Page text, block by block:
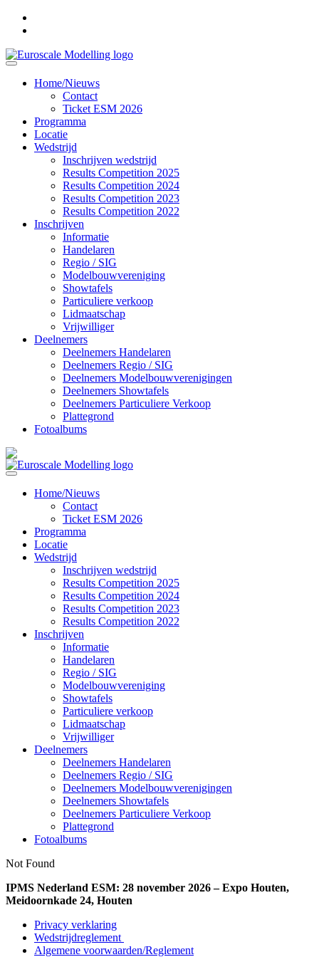
Home/Nieuws
Contact
Ticket ESM 2026
Programma
Locatie
Wedstrijd
Inschrijven wedstrijd
Results Competition 2025
Results Competition 2024
Results Competition 2023
Results Competition 2022
Inschrijven
Informatie
Handelaren
Regio / SIG
Modelbouwvereniging
Showtafels
Particuliere verkoop
Lidmaatschap
Vrijwilliger
Deelnemers
Deelnemers Handelaren
Deelnemers Regio / SIG
Deelnemers Modelbouwverenigingen
Deelnemers Showtafels
Deelnemers Particuliere Verkoop
Plattegrond
Fotoalbums
Home/Nieuws
Contact
Ticket ESM 2026
Programma
Locatie
Wedstrijd
Inschrijven wedstrijd
Results Competition 2025
Results Competition 2024
Results Competition 2023
Results Competition 2022
Inschrijven
Informatie
Handelaren
Regio / SIG
Modelbouwvereniging
Showtafels
Particuliere verkoop
Lidmaatschap
Vrijwilliger
Deelnemers
Deelnemers Handelaren
Deelnemers Regio / SIG
Deelnemers Modelbouwverenigingen
Deelnemers Showtafels
Deelnemers Particuliere Verkoop
Plattegrond
Fotoalbums
Not Found
IPMS Nederland ESM: 28 november 2026 – Expo Houten,
Meidoornkade 24, Houten
Privacy verklaring
Wedstrijdreglement
Algemene voorwaarden/Reglement